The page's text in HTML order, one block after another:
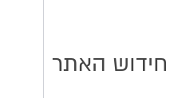
חידוש האתר